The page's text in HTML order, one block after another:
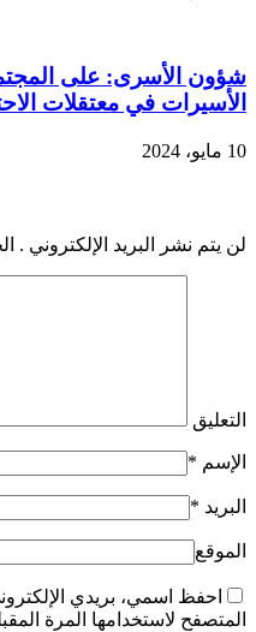
شؤون الأسرى: على
الأسيرات في معتقلات
10 مايو، 2024
لن يتم نشر البريد الإلكتروني .
التعليق
الإسم *
البريد *
الموقع
احفظ اسمي، بريدي
المتصفح لاستخدامها المرة